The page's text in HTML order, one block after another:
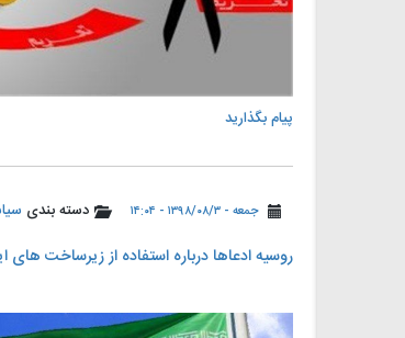
پیام بگذارید
جمعه - ۱۳۹۸/۰۸/۳ - ۱۴:۰۴ دسته بندی
️روسیه ادعاها درباره استفاده از زیرساخت های